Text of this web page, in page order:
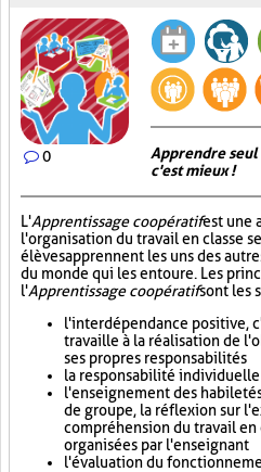
0
Apprendre seul
c'est mieux !
L'Apprentissage coopératifest une
l'organisation du travail en classe
élèves apprennent les uns des
du monde qui les entoure. Les
l'Apprentissage coopératifsont les
l'interdépendance positive,
travaille à la réalisation de
ses propres responsabilités
la responsabilité
l'enseignement des
de groupe, la réflexion sur
compréhension du travail
organisées par l'enseignant
l'évaluation du